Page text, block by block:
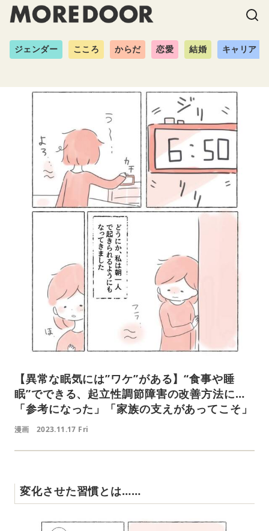
ジェンダー こころ からだ 恋愛 結婚 キャリア
【異常な眠気には”ワケ”がある】“食事や睡
眠”でできる、起立性調節障害の改善方法に…
「参考になった」「家族の支えがあってこそ」
漫画 2023.11.17 Fri
変化させた習慣とは……